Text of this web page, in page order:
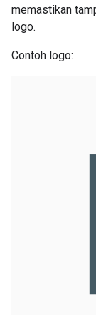
memastikan
logo.
Contoh logo: